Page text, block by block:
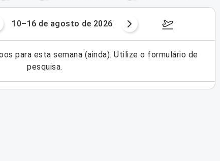
10–16 de agosto de 2026 17–23 de
para esta semana (ainda). Utilize o formulário de
pesquisa.